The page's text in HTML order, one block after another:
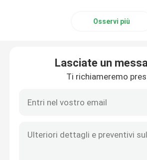
Osservi più
Lasciate un
Ti richiameremo